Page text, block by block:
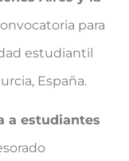
para
estudiantil
España.
a estudiantes